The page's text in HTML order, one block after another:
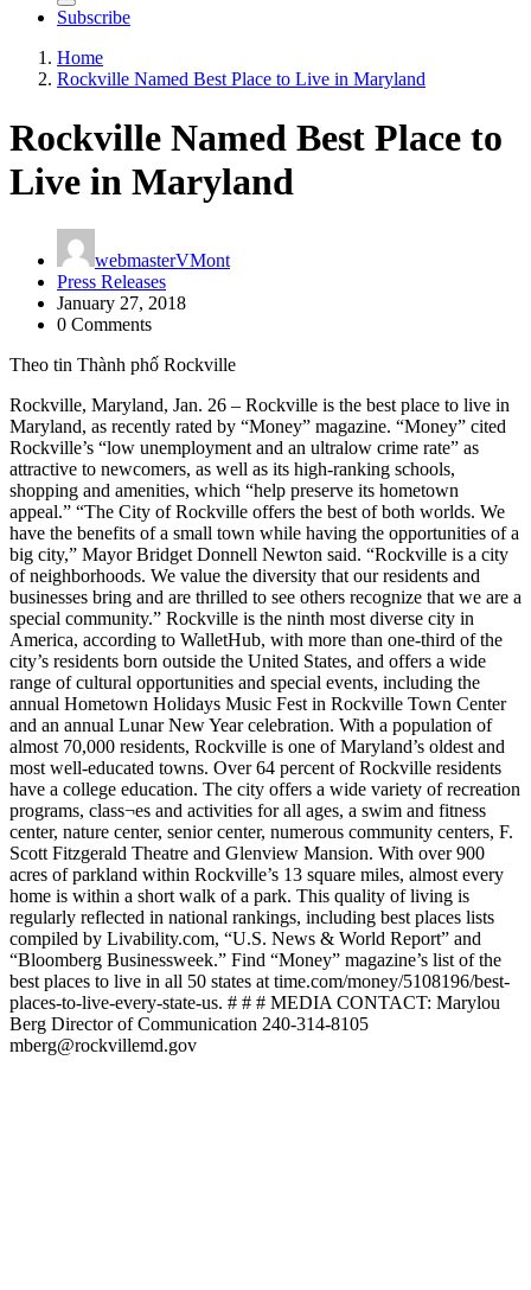
Subscribe
Home
Rockville Named Best Place to Live in Maryland
Rockville Named Best Place to
Live in Maryland
webmasterVMont
Press Releases
January 27, 2018
0 Comments
Theo tin Thành phố Rockville
Rockville, Maryland, Jan. 26 – Rockville is the best place to live in
Maryland, as recently rated by “Money” magazine. “Money” cited
Rockville’s “low unemployment and an ultralow crime rate” as
attractive to newcomers, as well as its high-ranking schools,
shopping and amenities, which “help preserve its hometown
appeal.” “The City of Rockville offers the best of both worlds. We
have the benefits of a small town while having the opportunities of a
big city,” Mayor Bridget Donnell Newton said. “Rockville is a city
of neighborhoods. We value the diversity that our residents and
businesses bring and are thrilled to see others recognize that we are a
special community.” Rockville is the ninth most diverse city in
America, according to WalletHub, with more than one-third of the
city’s residents born outside the United States, and offers a wide
range of cultural opportunities and special events, including the
annual Hometown Holidays Music Fest in Rockville Town Center
and an annual Lunar New Year celebration. With a population of
almost 70,000 residents, Rockville is one of Maryland’s oldest and
most well-educated towns. Over 64 percent of Rockville residents
have a college education. The city offers a wide variety of recreation
programs, class¬es and activities for all ages, a swim and fitness
center, nature center, senior center, numerous community centers, F.
Scott Fitzgerald Theatre and Glenview Mansion. With over 900
acres of parkland within Rockville’s 13 square miles, almost every
home is within a short walk of a park. This quality of living is
regularly reflected in national rankings, including best places lists
compiled by Livability.com, “U.S. News & World Report” and
“Bloomberg Businessweek.” Find “Money” magazine’s list of the
best places to live in all 50 states at time.com/money/5108196/best-
places-to-live-every-state-us. # # # MEDIA CONTACT: Marylou
Berg Director of Communication 240-314-8105
mberg@rockvillemd.gov